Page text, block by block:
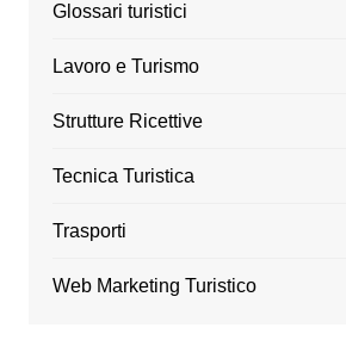
Glossari turistici
Lavoro e Turismo
Strutture Ricettive
Tecnica Turistica
Trasporti
Web Marketing Turistico